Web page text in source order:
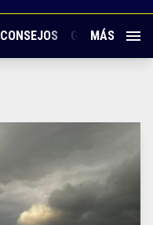
CONSEJOS GUARDIA
MÁS